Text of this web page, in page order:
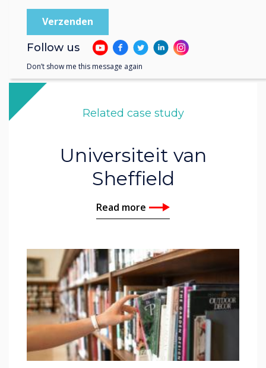
Misschien vindt u deze
interessant
Related case study
Universiteit van
Sheffield
Read more
Follow us
Don’t show me this message again